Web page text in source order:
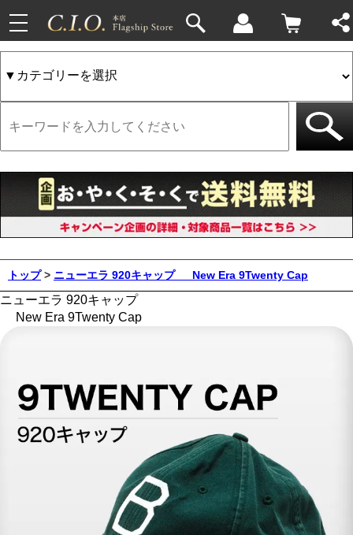
toggle
navigation
トップ > ニューエラ 920キャップ New Era 9Twenty Cap
ニューエラ 920キャップ
New Era 9Twenty Cap